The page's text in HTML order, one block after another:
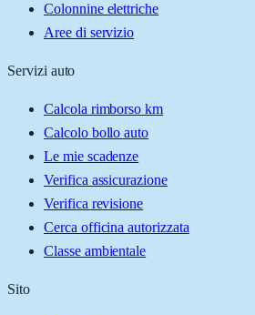
Colonnine elettriche
Aree di servizio
Servizi auto
Calcola rimborso km
Calcolo bollo auto
Le mie scadenze
Verifica assicurazione
Verifica revisione
Cerca officina autorizzata
Classe ambientale
Sito